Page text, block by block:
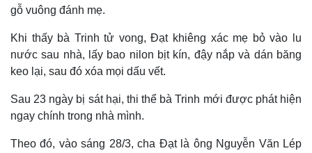
gỗ vuông đánh mẹ.
Khi thấy bà Trinh tử vong, Đạt khiêng xác mẹ bỏ vào lu
nước sau nhà, lấy bao nilon bịt kín, đậy nắp và dán băng
keo lại, sau đó xóa mọi dấu vết.
Sau 23 ngày bị sát hại, thi thể bà Trinh mới được phát hiện
ngay chính trong nhà mình.
Theo đó, vào sáng 28/3, cha Đạt là ông Nguyễn Văn Lép